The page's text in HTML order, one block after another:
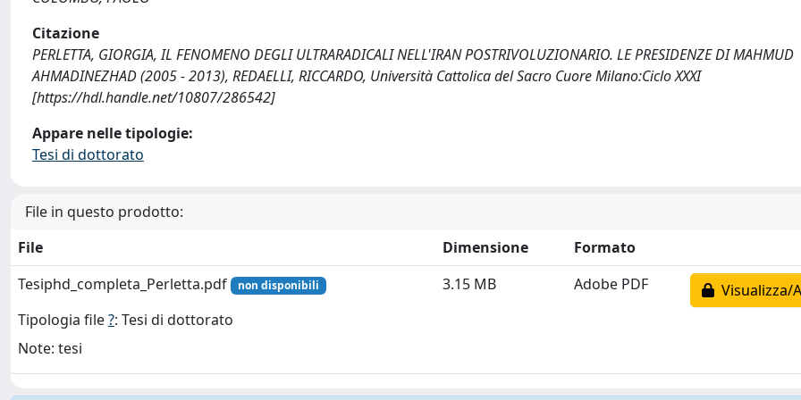
Citazione
PERLETTA, GIORGIA, IL FENOMENO DEGLI ULTRARADICALI NELL'IRAN POSTRIVOLUZIONARIO. LE PRESIDENZE DI MAHMUD
AHMADINEZHAD (2005 - 2013), REDAELLI, RICCARDO, Università Cattolica del Sacro Cuore Milano:Ciclo XXXI
[https://hdl.handle.net/10807/286542]
Appare nelle tipologie:
Tesi di dottorato
File in questo prodotto:
File
Dimensione
Formato
Tesiphd_completa_Perletta.pdf
non disponibili
Tipologia file?: Tesi di dottorato
Note: tesi
3.15 MB Adobe PDF Visualizza/